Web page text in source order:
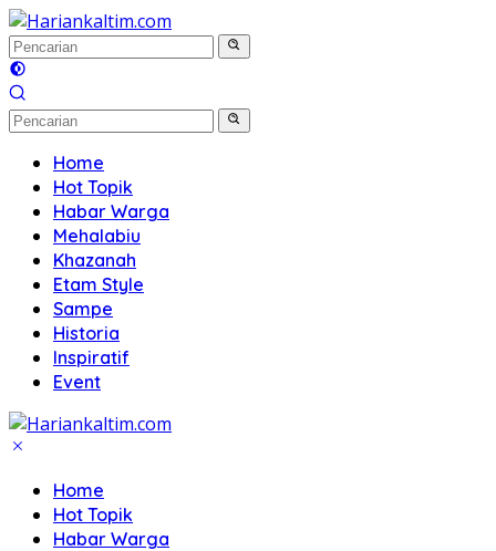
Langsung
ke
konten
Home
Hot Topik
Habar Warga
Mehalabiu
Khazanah
Etam Style
Sampe
Historia
Inspiratif
Event
Home
Hot Topik
Habar Warga